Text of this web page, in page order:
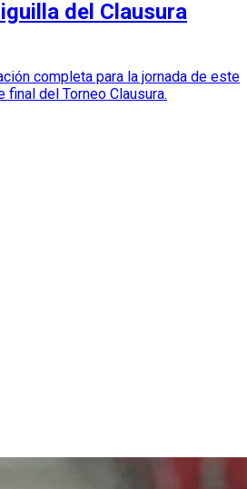
del Clausura
completa para la jornada de este
del Torneo Clausura.